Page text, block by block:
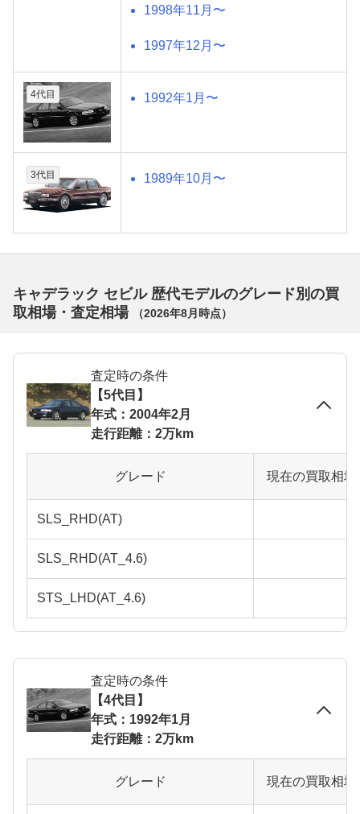
1998年11月〜
1997年12月〜
4代目 1992年1月〜
3代目 1989年10月〜
キャデラック セビル 歴代モデルのグレード別の買
取相場・査定相場
（2026年8月 時点）
査定時の条件
【5代目】
年式：2004年2月
走行距離：2万km
グレード 現在の買取相
SLS_RHD(AT)
SLS_RHD(AT_4.6)
STS_LHD(AT_4.6)
査定時の条件
【4代目】
年式：1992年1月
走行距離：2万km
グレード 現在の買取相